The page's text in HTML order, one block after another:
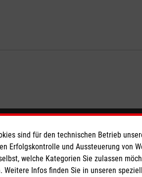
sind für den technischen Betrieb
und Aussteuerung von
welche Kategorien Sie zulassen
Infos finden Sie in unseren